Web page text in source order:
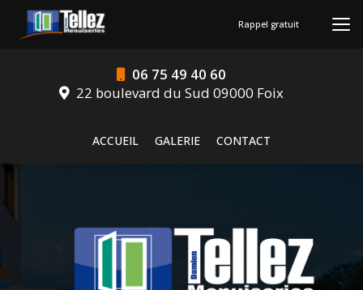
contenu
06 75 49 40 60
22 boulevard du Sud 09000 Foix
ACCUEIL
GALERIE CONTACT
Rappel gratuit